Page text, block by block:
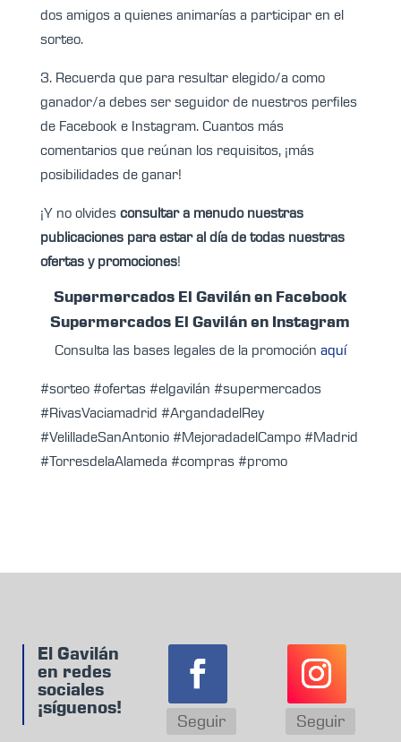
dos amigos a quienes animarías a participar en el
sorteo.
3. Recuerda que para resultar elegido/a como
ganador/a debes ser seguidor de nuestros perfiles
de Facebook e Instagram. Cuantos más
comentarios que reúnan los requisitos, ¡más
posibilidades de ganar!
¡Y no olvides consultar a menudo nuestras
publicaciones para estar al día de todas nuestras
ofertas y promociones!
Supermercados El Gavilán en Facebook
Supermercados El Gavilán en Instagram
Consulta las bases legales de la promoción aquí
#sorteo #ofertas #elgavilán #supermercados
#RivasVaciamadrid #ArgandadelRey
#VelilladeSanAntonio #MejoradadelCampo #Madrid
#TorresdelaAlameda #compras #promo
El Gavilán
en redes
sociales
¡síguenos!
Seguir Seguir